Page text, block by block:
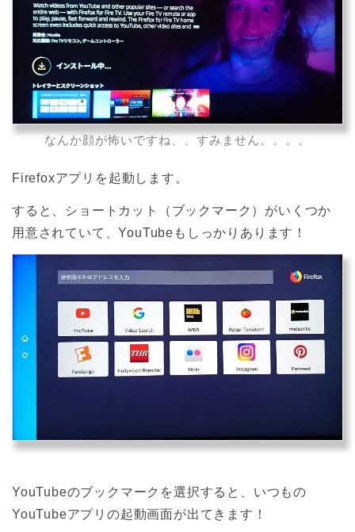
なんか顔が怖いですね、、すみません。。。。
Firefoxアプリを起動します。
すると、ショートカット（ブックマーク）がいくつか
用意されていて、YouTubeもしっかりあります！
YouTubeのブックマークを選択すると、いつもの
YouTubeアプリの起動画面が出てきます！